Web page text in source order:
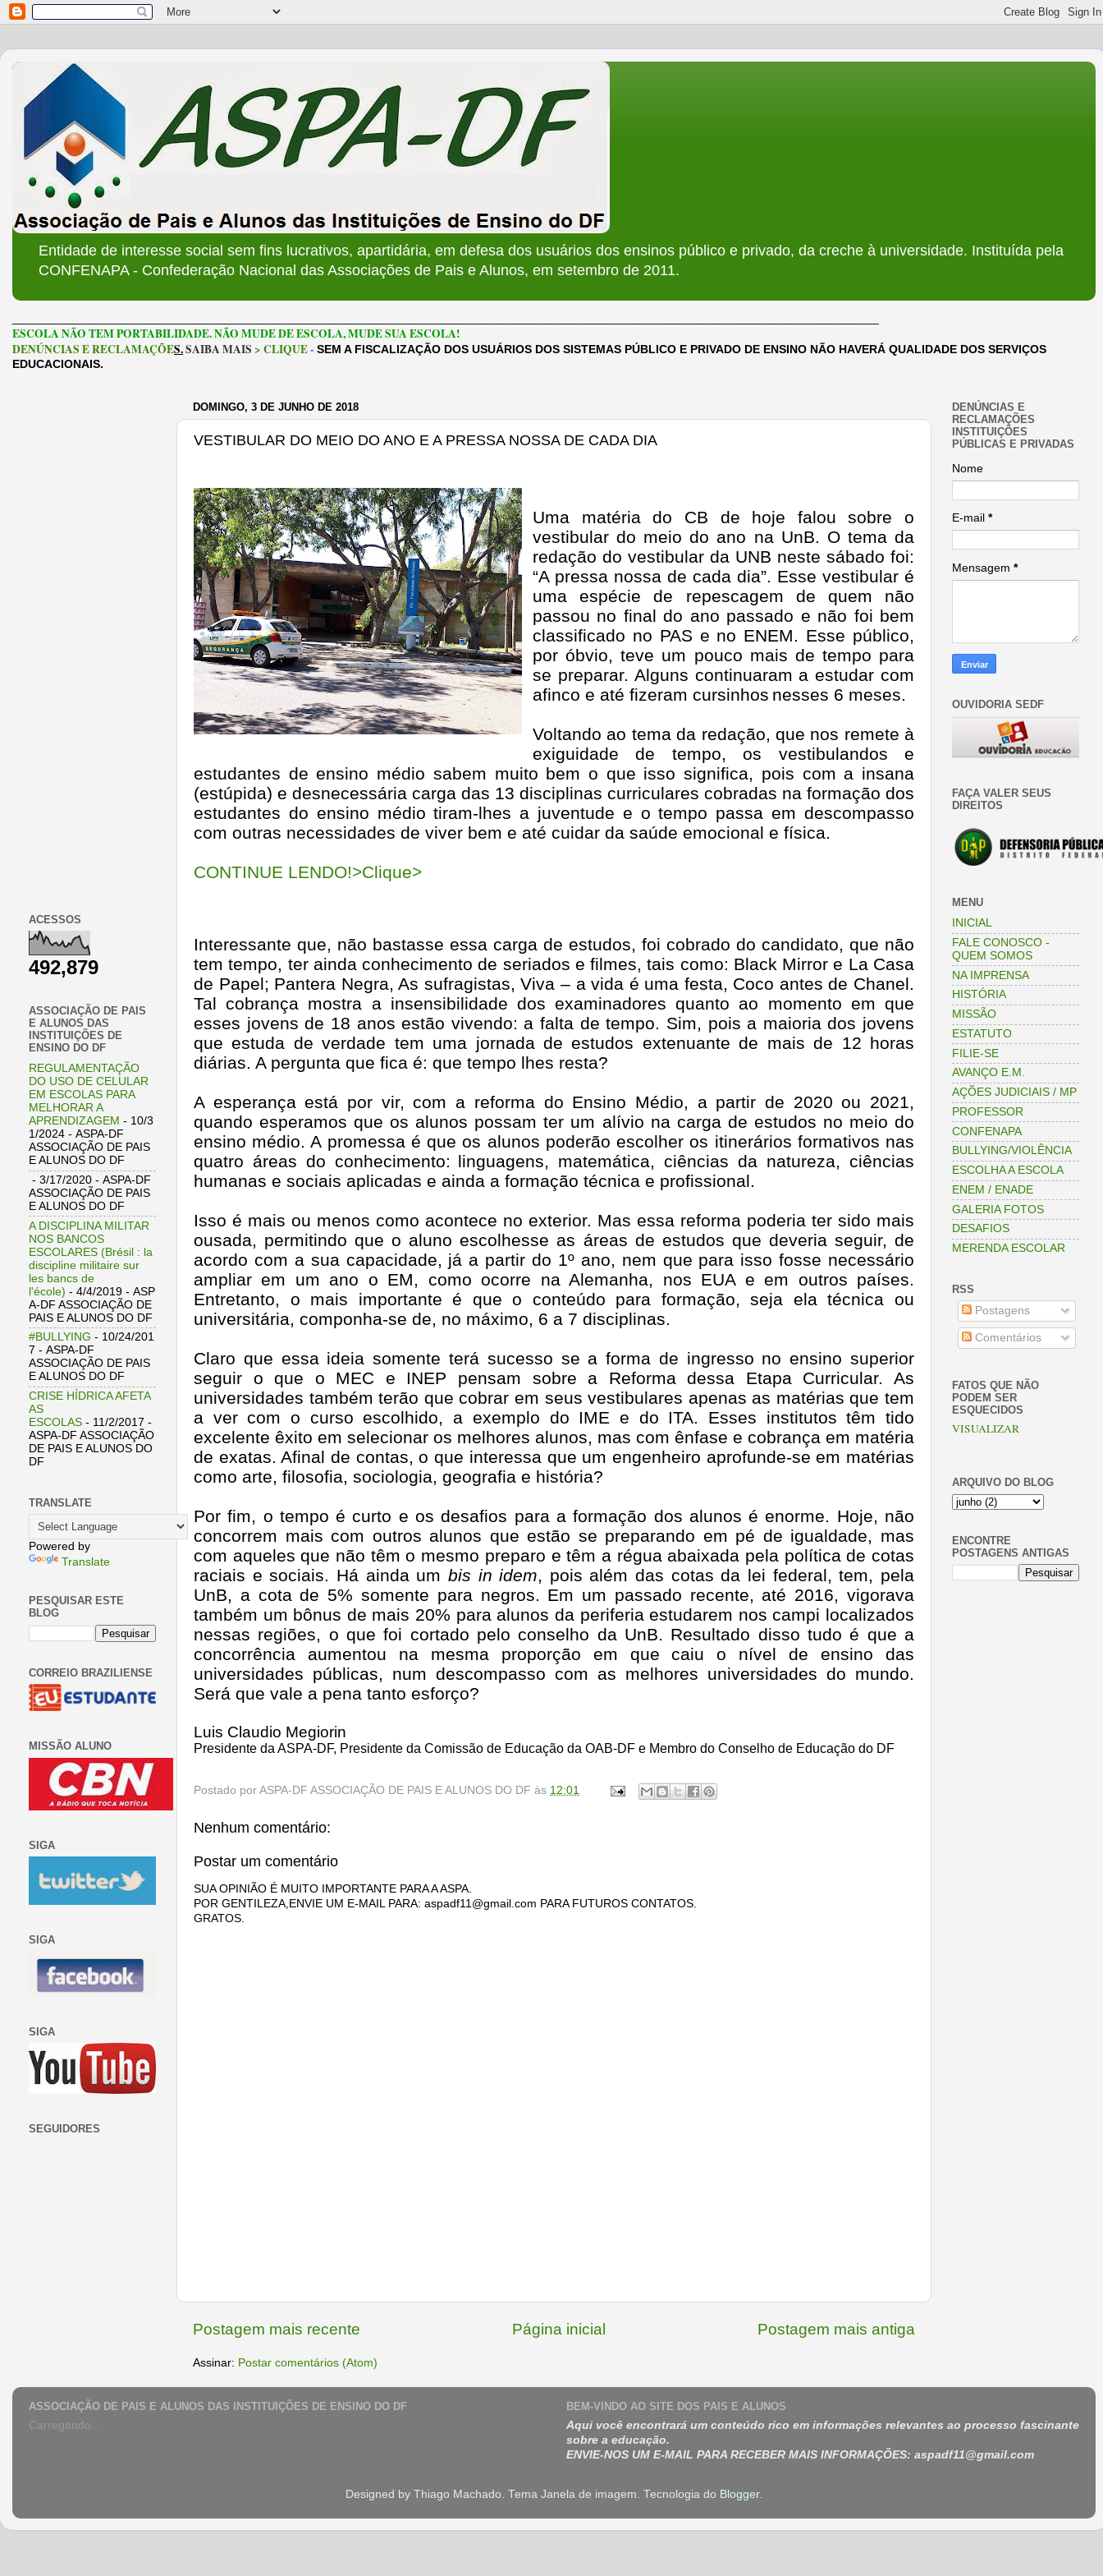
Entidade de interesse social sem fins lucrativos, apartidária, em defesa dos usuários dos ensinos público e privado, da creche à universidade. Instituída pela
CONFENAPA - Confederação Nacional das Associações de Pais e Alunos, em setembro de 2011.
ESCOLA NÃO TEM PORTABILIDADE. NÃO MUDE DE ESCOLA, MUDE SUA ESCOLA!
DENÚNCIAS E RECLAMAÇÕES.SAIBA MAIS > CLIQUE- SEM A FISCALIZAÇÃO DOS USUÁRIOS DOS SISTEMAS PÚBLICO E PRIVADO DE ENSINO NÃO HAVERÁ QUALIDADE DOS SERVIÇOS
EDUCACIONAIS.
DOMINGO, 3 DE JUNHO DE 2018
VESTIBULAR DO MEIO DO ANO E A PRESSA NOSSA DE CADA DIA
Uma matéria do CB de hoje falou sobre o
vestibular do meio do ano na UnB. O tema da
redação do vestibular da UNB neste sábado foi:
“A pressa nossa de cada dia”. Esse vestibular é
uma espécie de repescagem de quem não
passou no final do ano passado e não foi bem
classificado no PAS e no ENEM. Esse público,
por óbvio, teve um pouco mais de tempo para
se preparar. Alguns continuaram a estudar com
afinco e até fizeram cursinhos nesses 6 meses.
Voltando ao tema da redação, que nos remete à
exiguidade de tempo, os vestibulandos e
estudantes de ensino médio sabem muito bem o que isso significa, pois com a insana
(estúpida) e desnecessária carga das 13 disciplinas curriculares cobradas na formação dos
estudantes do ensino médio tiram-lhes a juventude e o tempo passa em descompasso
com outras necessidades de viver bem e até cuidar da saúde emocional e física.
CONTINUE LENDO!>Clique>
Interessante que, não bastasse essa carga de estudos, foi cobrado do candidato, que não
tem tempo, ter ainda conhecimento de seriados e filmes, tais como: Black Mirror e La Casa
de Papel; Pantera Negra, As sufragistas, Viva – a vida é uma festa, Coco antes de Chanel.
Tal cobrança mostra a insensibilidade dos examinadores quanto ao momento em que
esses jovens de 18 anos estão vivendo: a falta de tempo. Sim, pois a maioria dos jovens
que estuda de verdade tem uma jornada de estudos extenuante de mais de 12 horas
diárias. A pergunta que fica é: que tempo lhes resta?
A esperança está por vir, com a reforma do Ensino Médio, a partir de 2020 ou 2021,
quando esperamos que os alunos possam ter um alívio na carga de estudos no meio do
ensino médio. A promessa é que os alunos poderão escolher os itinerários formativos nas
quatro áreas do conhecimento: linguagens, matemática, ciências da natureza, ciências
humanas e sociais aplicadas e ainda a formação técnica e profissional.
Isso é mais ou menos como acontece no exterior. Mas essa reforma poderia ter sido mais
ousada, permitindo que o aluno escolhesse as áreas de estudos que deveria seguir, de
acordo com a sua capacidade, já a partir do 1º ano, nem que para isso fosse necessário
ampliar em um ano o EM, como ocorre na Alemanha, nos EUA e em outros países.
Entretanto, o mais importante é que o conteúdo para formação, seja ela técnica ou
universitária, componha-se de, no máximo, 6 a 7 disciplinas.
Claro que essa ideia somente terá sucesso se a forma de ingresso no ensino superior
seguir o que o MEC e INEP pensam sobre a Reforma dessa Etapa Curricular. As
universidades também terão que cobrar em seus vestibulares apenas as matérias que tem
a ver com o curso escolhido, a exemplo do IME e do ITA. Esses institutos têm tido
excelente êxito em selecionar os melhores alunos, mas com ênfase e cobrança em matéria
de exatas. Afinal de contas, o que interessa que um engenheiro aprofunde-se em matérias
como arte, filosofia, sociologia, geografia e história?
Por fim, o tempo é curto e os desafios para a formação dos alunos é enorme. Hoje, não
concorrem mais com outros alunos que estão se preparando em pé de igualdade, mas
com aqueles que não têm o mesmo preparo e têm a régua abaixada pela política de cotas
raciais e sociais. Há ainda um bis in idem, pois além das cotas da lei federal, tem, pela
UnB, a cota de 5% somente para negros. Em um passado recente, até 2016, vigorava
também um bônus de mais 20% para alunos da periferia estudarem nos campi localizados
nessas regiões, o que foi cortado pelo conselho da UnB. Resultado disso tudo é que a
concorrência aumentou na mesma proporção em que caiu o nível de ensino das
universidades públicas, num descompasso com as melhores universidades do mundo.
Será que vale a pena tanto esforço?
Luis Claudio Megiorin
Presidente da ASPA-DF, Presidente da Comissão de Educação da OAB-DF e Membro do Conselho de Educação do DF
Postado por ASPA-DF ASSOCIAÇÃO DE PAIS E ALUNOS DO DF às 12:01
Nenhum comentário:
Postar um comentário
SUA OPINIÃO É MUITO IMPORTANTE PARA A ASPA.
POR GENTILEZA,ENVIE UM E-MAIL PARA: aspadf11@gmail.com PARA FUTUROS CONTATOS.
GRATOS.
Postagem mais recente Postagem mais antiga
Página inicial
Assinar: Postar comentários (Atom)
ACESSOS
492,879
ASSOCIAÇÃO DE PAIS
E ALUNOS DAS
INSTITUIÇÕES DE
ENSINO DO DF
REGULAMENTAÇÃO
DO USO DE CELULAR
EM ESCOLAS PARA
MELHORAR A
APRENDIZAGEM - 10/3
1/2024 - ASPA-DF
ASSOCIAÇÃO DE PAIS
E ALUNOS DO DF
- 3/17/2020 - ASPA-DF
ASSOCIAÇÃO DE PAIS
E ALUNOS DO DF
A DISCIPLINA MILITAR
NOS BANCOS
ESCOLARES (Brésil : la
discipline militaire sur
les bancs de
l'école) - 4/4/2019 - ASP
A-DF ASSOCIAÇÃO DE
PAIS E ALUNOS DO DF
#BULLYING - 10/24/201
7 - ASPA-DF
ASSOCIAÇÃO DE PAIS
E ALUNOS DO DF
CRISE HÍDRICA AFETA
AS
ESCOLAS - 11/2/2017 -
ASPA-DF ASSOCIAÇÃO
DE PAIS E ALUNOS DO
DF
TRANSLATE
Powered by
Translate
PESQUISAR ESTE
BLOG
CORREIO BRAZILIENSE
MISSÃO ALUNO
SIGA
SIGA
SIGA
SEGUIDORES
DENÚNCIAS E
RECLAMAÇÕES
INSTITUIÇÕES
PÚBLICAS E PRIVADAS
Nome
E-mail *
Mensagem *
OUVIDORIA SEDF
FAÇA VALER SEUS
DIREITOS
MENU
INICIAL
FALE CONOSCO -
QUEM SOMOS
NA IMPRENSA
HISTÓRIA
MISSÃO
ESTATUTO
FILIE-SE
AVANÇO E.M.
AÇÕES JUDICIAIS / MP
PROFESSOR
CONFENAPA
BULLYING/VIOLÊNCIA
ESCOLHA A ESCOLA
ENEM / ENADE
GALERIA FOTOS
DESAFIOS
MERENDA ESCOLAR
RSS
Postagens
Comentários
FATOS QUE NÃO
PODEM SER
ESQUECIDOS
VISUALIZAR
ARQUIVO DO BLOG
ENCONTRE
POSTAGENS ANTIGAS
ASSOCIAÇÃO DE PAIS E ALUNOS DAS INSTITUIÇÕES DE ENSINO DO DF
Carregando...
BEM-VINDO AO SITE DOS PAIS E ALUNOS
Aqui você encontrará um conteúdo rico em informações relevantes ao processo fascinante
sobre a educação.
ENVIE-NOS UM E-MAIL PARA RECEBER MAIS INFORMAÇÕES: aspadf11@gmail.com
Designed by Thiago Machado. Tema Janela de imagem. Tecnologia do Blogger.